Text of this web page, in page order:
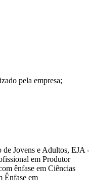
pela empresa;
de Jovens e Adultos, EJA -
em Produtor
ênfase em Ciências
Ênfase em